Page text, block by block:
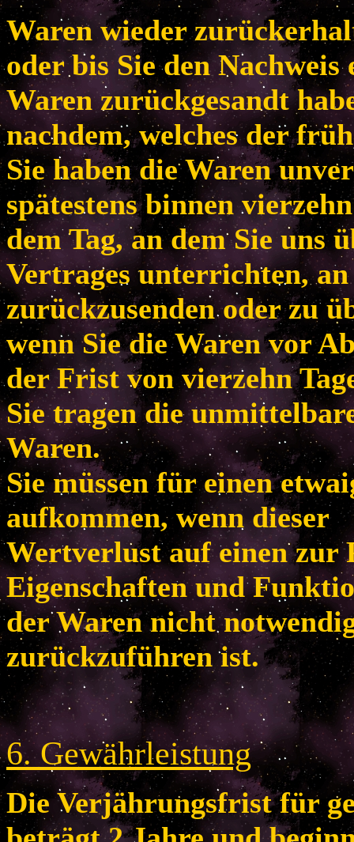
Waren wieder
oder bis Sie den
Waren zurückgesandt
nachdem, welches der
Sie haben die Waren
spätestens binnen
dem Tag, an dem Sie uns
Vertrages unterrichten, an
zurückzusenden oder zu
wenn Sie die Waren vor
der Frist von vierzehn
Sie tragen die
Waren.
Sie müssen für einen
aufkommen, wenn dieser
Wertverlust auf einen zur
Eigenschaften und
der Waren nicht
zurückzuführen ist.
6. Gewährleistung
Die Verjährungsfrist für